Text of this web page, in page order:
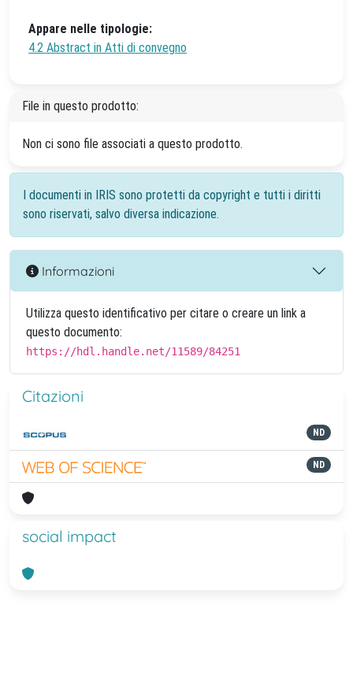
Appare nelle tipologie:
4.2 Abstract in Atti di convegno
File in questo prodotto:
Non ci sono file associati a questo prodotto.
I documenti in IRIS sono protetti da copyright e tutti i diritti
sono riservati, salvo diversa indicazione.
Informazioni
Utilizza questo identificativo per citare o creare un link a
questo documento:
https://hdl.handle.net/11589/84251
Citazioni
ND
ND
social impact